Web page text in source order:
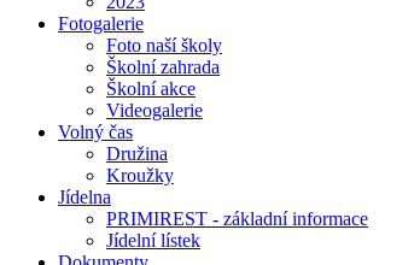
Fotogalerie
Foto naší školy
Školní zahrada
Školní akce
Videogalerie
Volný čas
Družina
Kroužky
Jídelna
PRIMIREST - základní informace
Jídelní lístek